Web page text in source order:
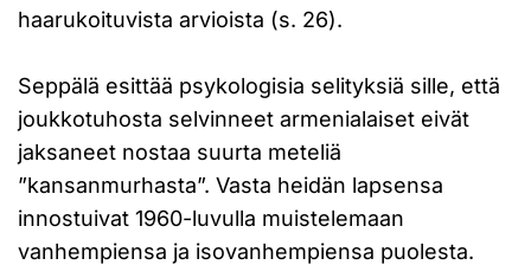
haarukoituvista arvioista (s. 26).
Seppälä esittää psykologisia selityksiä sille, että
joukkotuhosta selvinneet armenialaiset eivät
jaksaneet nostaa suurta meteliä
”kansanmurhasta”. Vasta heidän lapsensa
innostuivat 1960-luvulla muistelemaan
vanhempiensa ja isovanhempiensa puolesta.